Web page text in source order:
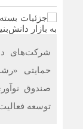
شرکت‌های
حمایتی
صندوق
توسعه